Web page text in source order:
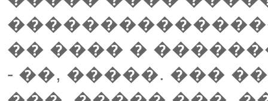
�� ���� �
- ��, �����. ���